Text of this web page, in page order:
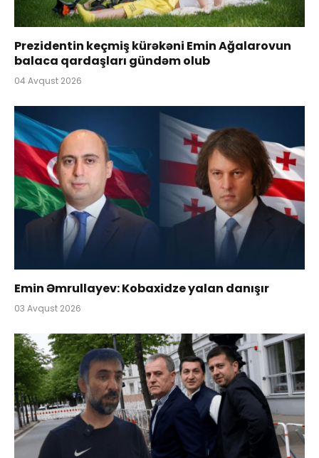
Prezidentin keçmiş kürəkəni Emin Ağalarovun
balaca qardaşları gündəm olub
04 Avqust 2026
Emin Əmrullayev: Kobaxidze yalan danışır
03 Avqust 2026